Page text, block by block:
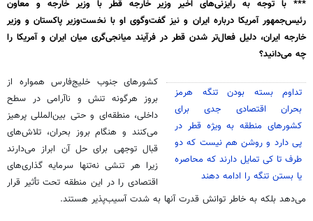
*** با توجه به رایزنی‌های اخیر وزیر خارجه قطر با وزیر خارجه و معاون
رئیس‌جمهور آمریکا درباره ایران و نیز گفت‌وگوی او با نخست‌وزیر پاکستان و وزیر
خارجه ایران، دلیل فعال‌تر شدن قطر در فرآیند میانجی‌گری میان ایران و آمریکا را
چه می‌دانید؟
تداوم بسته بودن تنگه هرمز
بحران اقتصادی جدی برای
کشورهای منطقه به ویژه قطر در
پی دارد و روشن هم نیست که دو
طرف تا کی تمایل دارند که محاصره
یا بستن تنگه را ادامه دهند
کشورهای جنوب خلیج‌فارس همواره از
بروز هرگونه تنش و ناآرامی در سطح
داخلی، منطقه‌ای و حتی بین‌المللی پرهیز
می‌کنند و هنگام بروز بحران، تلاش‌های
قبال توجهی برای حل آن ابراز می‌دارند
زیرا هر تنشی نه‌تنها سرمایه ‌گذاری‌های
اقتصادی را در این منطقه تحت تأثیر قرار
می‌دهد بلکه به خاطر توانش قدرت آنها به شدت آسیب‌پذیر هستند.